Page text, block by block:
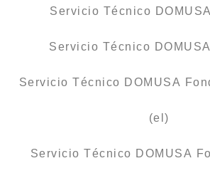
Servicio Técnico
Servicio Técnico
Servicio Técnico DOMUSA
(el)
Servicio Técnico DOMUSA